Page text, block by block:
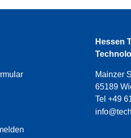
Hessen
Mainzer
65189
Tel +49